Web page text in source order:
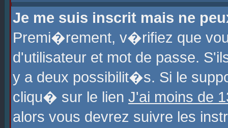
Je me suis inscrit mais ne
Premi�rement, v�rifiez que
d'utilisateur et mot de passe.
y a deux possibilit�s. Si le
cliqu� sur le lien J'ai moins de
alors vous devrez suivre les